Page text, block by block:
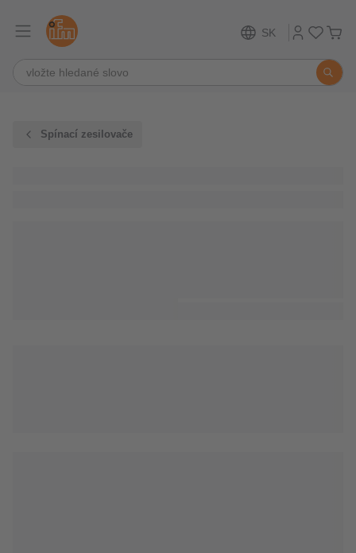
SK
Spínací zesilovače